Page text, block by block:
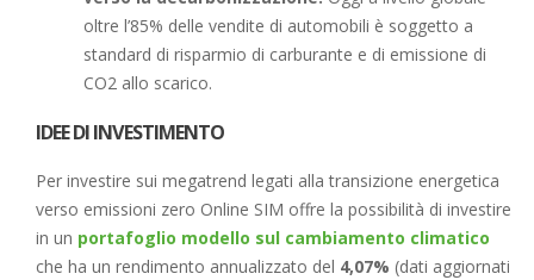
oltre l’85% delle vendite di automobili è soggetto a
standard di risparmio di carburante e di emissione di
CO2 allo scarico.
IDEE DI INVESTIMENTO
Per investire sui megatrend legati alla transizione energetica
verso emissioni zero Online SIM offre la possibilità di investire
in un portafoglio modello sul cambiamento climatico
che ha un rendimento annualizzato del 4,07% (dati aggiornati